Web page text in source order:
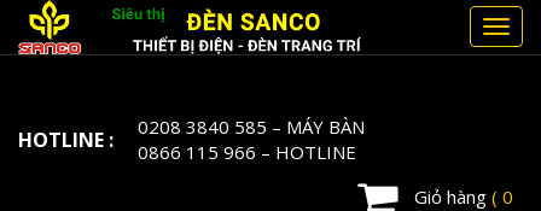
HOTLINE : 0208 3840 585 – MÁY BÀN
0866 115 966 – HOTLINE
Giỏ hàng ( 0